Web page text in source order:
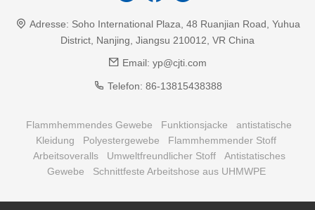
Adresse: Soho International Plaza, 48 Ruanjian Road, Yuhua
District, Nanjing, Jiangsu 210012, VR China
Email: yp@cjti.com
Telefon: 86-13815438388
Flammhemmendes Gewebe Funktionsjacke
antistatische
Kleidung
Polyestergewebe
Flammhemmender Stoff
Arbeitsoveralls
Umweltfreundlicher Stoff
Antistatisches
Gewebe
Schnittfeste Arbeitshose aus UHMWPE